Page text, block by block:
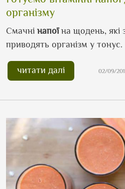
організму
Смачні напоїна щодень, які
приводять організм у тонус.
читати далі 02/09/